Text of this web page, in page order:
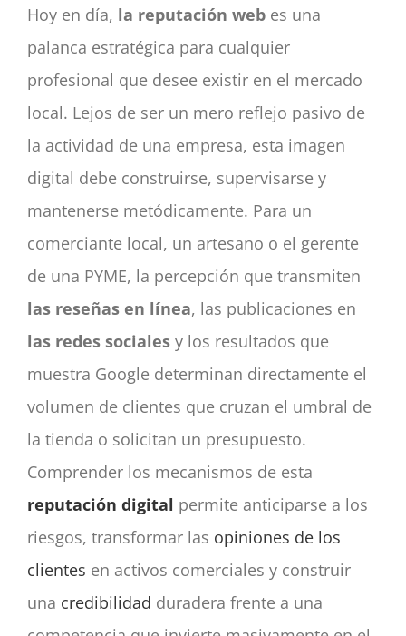
SEARCH
FOR:
Hoy en día, la reputación web es una
palanca estratégica para cualquier
profesional que desee existir en el mercado
local. Lejos de ser un mero reflejo pasivo de
la actividad de una empresa, esta imagen
digital debe construirse, supervisarse y
mantenerse metódicamente. Para un
comerciante local, un artesano o el gerente
de una PYME, la percepción que transmiten
las reseñas en línea, las publicaciones en
las redes sociales y los resultados que
muestra Google determinan directamente el
volumen de clientes que cruzan el umbral de
la tienda o solicitan un presupuesto.
Comprender los mecanismos de esta
reputación digital permite anticiparse a los
riesgos, transformar las opiniones de los
clientes en activos comerciales y construir
una credibilidad duradera frente a una